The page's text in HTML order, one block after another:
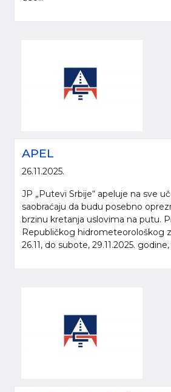
APEL
26.11.2025.
JP „Putevi Srbije“ apeluje na sve
saobraćaju da budu posebno
brzinu kretanja uslovima na putu.
Republičkog hidrometeorološkog
26.11, do subote, 29.11.2025.